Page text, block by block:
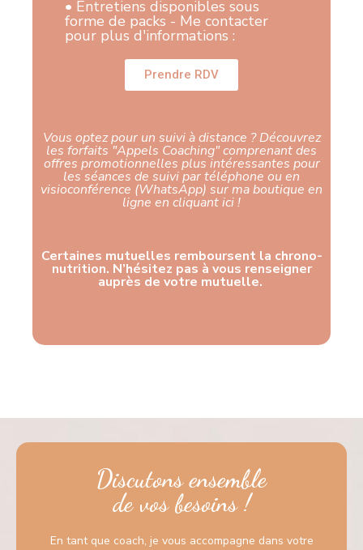
• Entretiens disponibles sous
forme de packs - Me contacter
pour plus d'informations :
Prendre RDV
Vous optez pour un suivi à distance ? Découvrez
les forfaits "Appels Coaching" comprenant des
offres promotionnelles plus intéressantes pour
les séances de suivi par téléphone ou en
visioconférence (WhatsApp) sur ma boutique en
ligne en cliquant ici !​
Certaines mutuelles remboursent la chrono-
nutrition. N’hésitez pas à vous renseigner
auprès de votre mutuelle.
Discutons ensemble
de vos besoins !
En tant que coach, je vous accompagne dans votre